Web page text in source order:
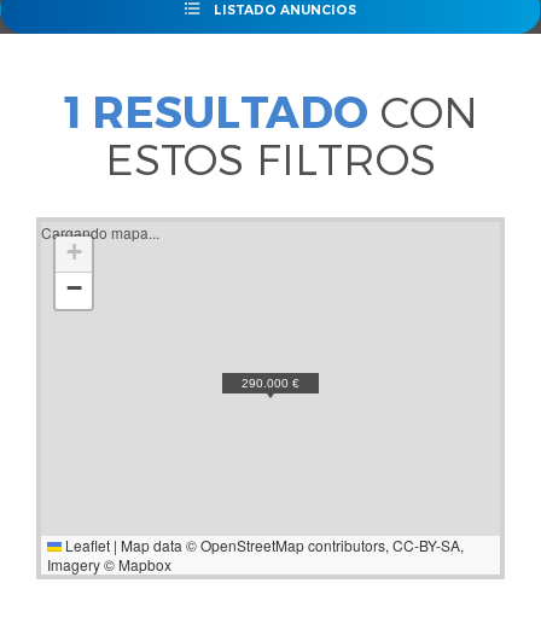
LISTADO ANUNCIOS
1 RESULTADO CON
ESTOS FILTROS
Cargando mapa...
290.000 €
+
−
Leaflet | Map data ©OpenStreetMapcontributors, CC-BY-SA,
Imagery © Mapbox